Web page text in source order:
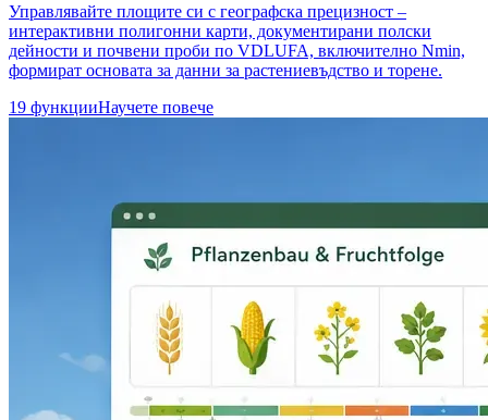
Управлявайте площите си с географска прецизност –
интерактивни полигонни карти, документирани полски
дейности и почвени проби по VDLUFA, включително Nmin,
формират основата за данни за растениевъдство и торене.
19 функцииНаучете повече